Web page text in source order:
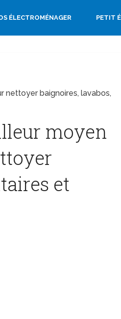
ÉLECTROMÉNAGER PETIT
nettoyer baignoires, lavabos,
moyen
et